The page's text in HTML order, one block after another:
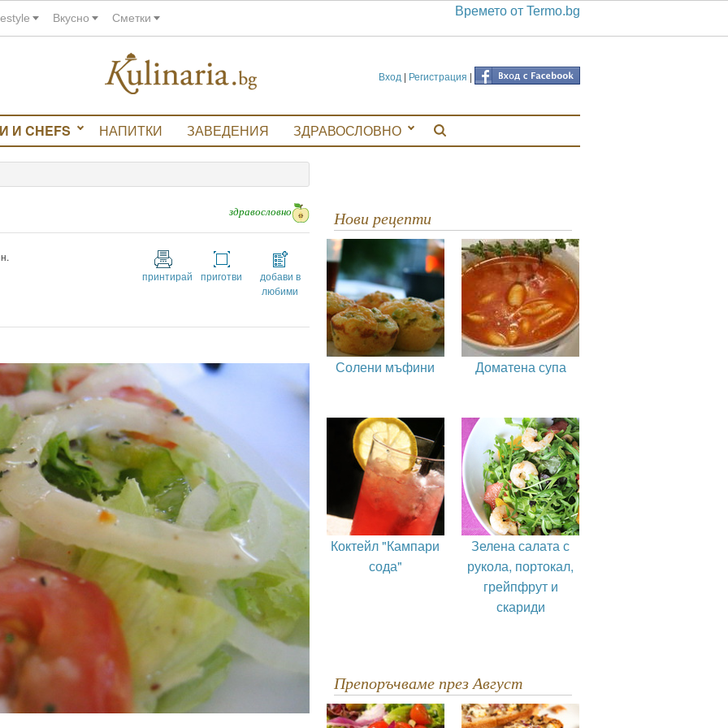
Вкусно Сметки Времето от Termo.bg
Вход | Регистрация |
И CHEFS НАПИТКИ ЗАВЕДЕНИЯ ЗДРАВОСЛОВНО
здравословно
принтирай приготви
добави в
любими
Нови рецепти
Солени мъфини Доматена супа
Коктейл "Кампари
сода"
Зелена салата с
рукола, портокал,
грейпфрут и
скариди
Препоръчваме през Август